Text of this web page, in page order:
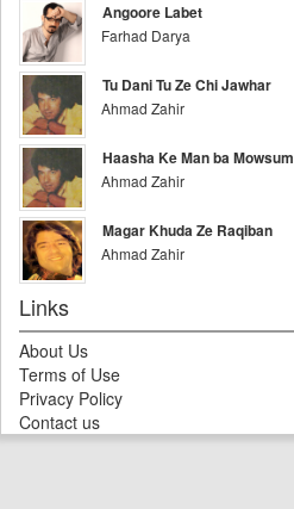
Angoore Labet
Farhad Darya
Tu Dani Tu Ze Chi Jawhar
Ahmad Zahir
Haasha Ke Man ba Mowsum
Ahmad Zahir
Magar Khuda Ze Raqiban
Ahmad Zahir
Links
About Us
Terms of Use
Privacy Policy
Contact us